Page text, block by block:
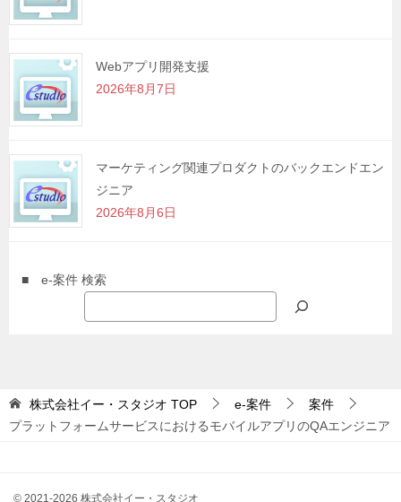
Webアプリ開発支援
2026年8月7日
マーケティング関連プロダクトのバックエンドエン
ジニア
2026年8月6日
■ e-案件 検索
株式会社イー・スタジオ TOP e-案件
案件
プラットフォームサービスにおけるモバイルアプリのQAエンジニア
© 2021-2026 株式会社イー・スタジオ